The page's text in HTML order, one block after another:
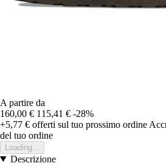
A partire da
160,00 € 115,41 € -28%
+5,77 € offerti sul tuo prossimo ordine
del tuo ordine
Loading...
Descrizione